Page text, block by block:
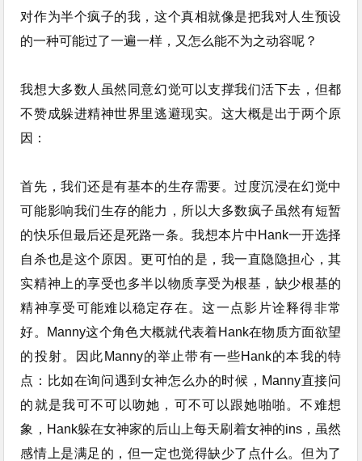
对作为半个疯子的我，这个真相就像是把我对人生预设
的一种可能过了一遍一样，又怎么能不为之动容呢？
我想大多数人虽然同意幻觉可以支撑我们活下去，但都
不赞成躲进精神世界里逃避现实。这大概是出于两个原
因：
首先，我们还是有基本的生存需要。过度沉浸在幻觉中
可能影响我们生存的能力，所以大多数疯子虽然有短暂
的快乐但最后还是死路一条。我想本片中Hank一开选择
自杀也是这个原因。更可怕的是，我一直隐隐担心，其
实精神上的享受也多半以物质享受为根基，缺少根基的
精神享受可能难以稳定存在。这一点影片诠释得非常
好。Manny这个角色大概就代表着Hank在物质方面欲望
的投射。因此Manny的举止带有一些Hank的本我的特
点：比如在询问遇到女神怎么办的时候，Manny直接问
的就是我可不可以吻她，可不可以跟她啪啪。不难想
象，Hank躲在女神家的后山上每天刷着女神的ins，虽然
感情上是满足的，但一定也觉得缺少了点什么。但为了